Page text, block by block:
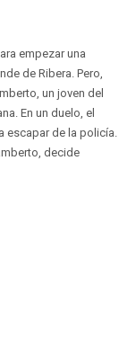
empezar una
de Ribera. Pero,
un joven del
En un duelo, el
escapar de la policía.
decide